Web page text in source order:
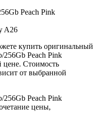
A26
купить оригинальный
256Gb Peach Pink
Стоимость
от выбранной
256Gb Peach Pink
цены,